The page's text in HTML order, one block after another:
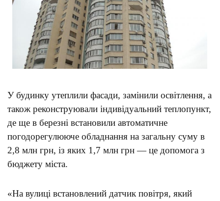
У будинку утеплили фасади, замінили освітлення, а
також реконструювали індивідуальний теплопункт,
де ще в березні встановили автоматичне
погодорегулююче обладнання на загальну суму в
2,8 млн грн, із яких 1,7 млн грн — це допомога з
бюджету міста.
«На вулиці встановлений датчик повітря, який